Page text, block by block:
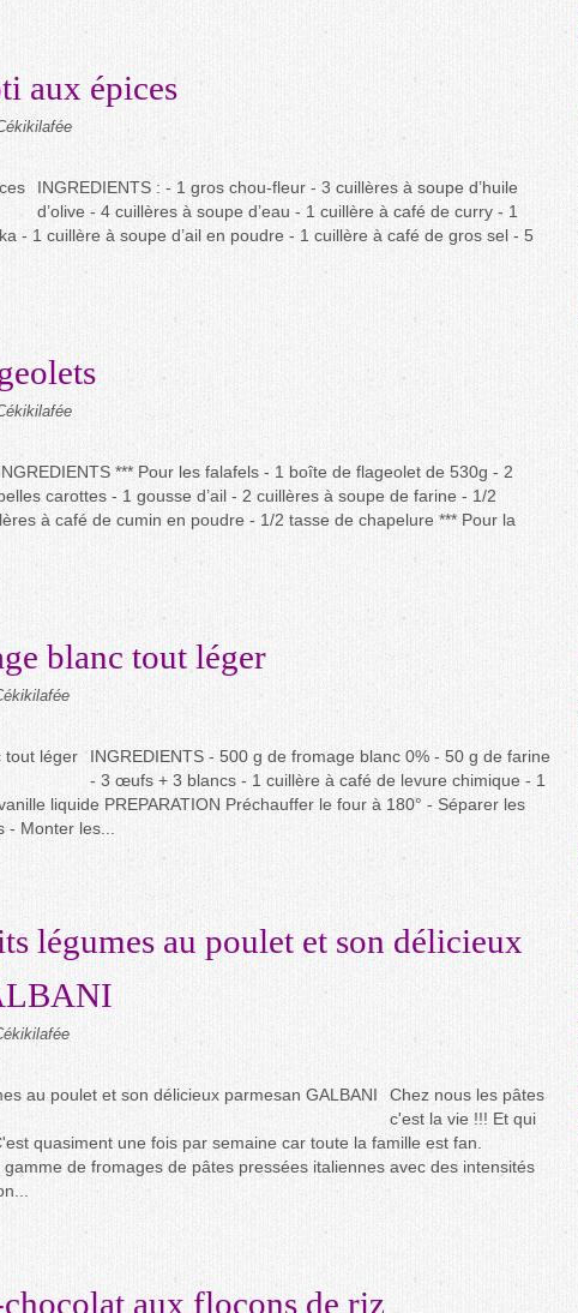
aux épices
INGREDIENTS : - 1 gros chou-fleur - 3 cuillères à soupe d’huile
d’olive - 4 cuillères à soupe d’eau - 1 cuillère à café de curry - 1
- 1 cuillère à soupe d’ail en poudre - 1 cuillère à café de gros sel - 5
*** Pour les falafels - 1 boîte de flageolet de 530g - 2
carottes - 1 gousse d’ail - 2 cuillères à soupe de farine - 1/2
à café de cumin en poudre - 1/2 tasse de chapelure *** Pour la
blanc tout léger
INGREDIENTS - 500 g de fromage blanc 0% - 50 g de farine
- 3 œufs + 3 blancs - 1 cuillère à café de levure chimique - 1
liquide PREPARATION Préchauffer le four à 180° - Séparer les
Monter les...
légumes au poulet et son délicieux
Chez nous les pâtes
c'est la vie !!! Et qui
quasiment une fois par semaine car toute la famille est fan.
de fromages de pâtes pressées italiennes avec des intensités
aux flocons de riz